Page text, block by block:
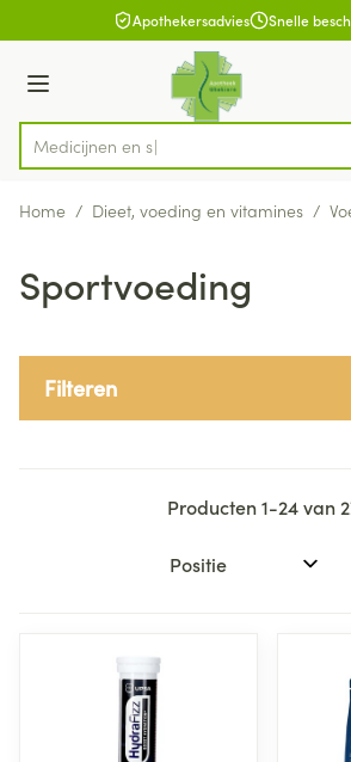
Ga naar de inhoudApothekersadvies Snelle
Menu
Product, merk, categorie...
Home / Dieet, voeding en vitamines /
Sportvoeding
Filteren
Producten1-24van
Sorteer op: